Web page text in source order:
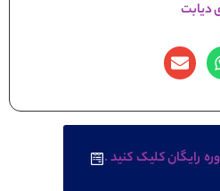
دیابت
رایگان کلیک کنید .